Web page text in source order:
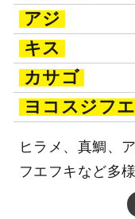
アジ
キス
カサゴ
ヨコスジフ
ヒラメ、真鯛、
フエフキなど多